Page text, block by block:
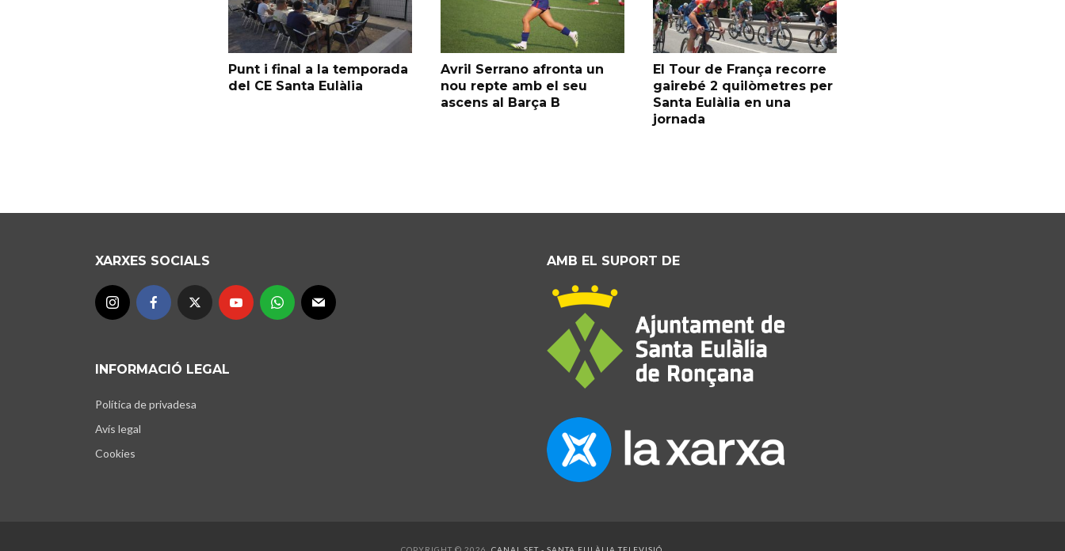
Punt i final a la temporada
del CE Santa Eulàlia
Avril Serrano afronta un
nou repte amb el seu
ascens al Barça B
El Tour de França recorre
gairebé 2 quilòmetres per
Santa Eulàlia en una
jornada
XARXES SOCIALS
INFORMACIÓ LEGAL
Política de privadesa
Avís legal
Cookies
AMB EL SUPORT DE